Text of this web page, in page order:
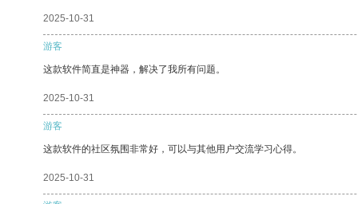
2025-10-31
游客
这款软件简直是神器，解决了我所有问题。
2025-10-31
游客
这款软件的社区氛围非常好，可以与其他用户交流学习心得。
2025-10-31